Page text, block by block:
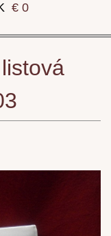
€ 0